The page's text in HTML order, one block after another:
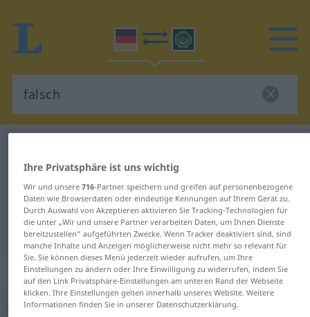
Deutsch-Arabisch Übersetzung für
"falsch"
"falsch" Arabisch Übersetzung
„falsch“: Adjektiv
falschadj
Ihre Privatsphäre ist uns wichtig
Wir und unsere 716-Partner speichern und greifen auf personenbezogene
Daten wie Browserdaten oder eindeutige Kennungen auf Ihrem Gerät zu.
Durch Auswahl von Akzeptieren aktivieren Sie Tracking-Technologien für
die unter „Wir und unsere Partner verarbeiten Daten, um Ihnen Dienste
bereitzustellen“ aufgeführten Zwecke. Wenn Tracker deaktiviert sind, sind
manche Inhalte und Anzeigen möglicherweise nicht mehr so relevant für
Sie. Sie können dieses Menü jederzeit wieder aufrufen, um Ihre
Einstellungen zu ändern oder Ihre Einwilligung zu widerrufen, indem Sie
auf den Link Privatsphäre-Einstellungen am unteren Rand der Webseite
klicken. Ihre Einstellungen gelten innerhalb unseres Website. Weitere
Informationen finden Sie in unserer Datenschutzerklärung.